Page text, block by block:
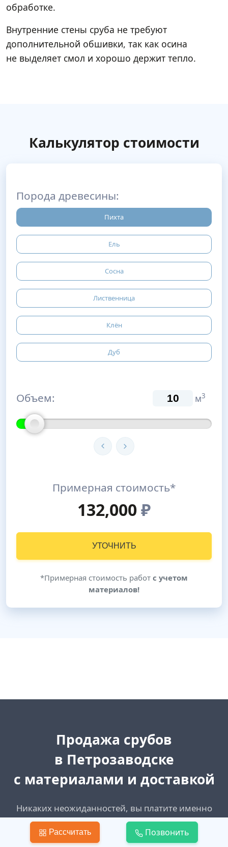
обработке.
Внутренние стены сруба не требуют
дополнительной обшивки, так как осина
не выделяет смол и хорошо держит тепло.
Калькулятор стоимости
Порода древесины:
Пихта
Ель
Сосна
Лиственница
Клён
Дуб
Объем: м3
Примерная стоимость*
132,000₽
УТОЧНИТЬ
*Примерная стоимость работ с учетом
материалов!
Продажа срубов
в Петрозаводске
с материалами и доставкой
Никаких неожиданностей, вы платите именно
столько, сколько указано в договоре. Наши цены
не поменяются в ходе работ
Рассчитать Позвонить